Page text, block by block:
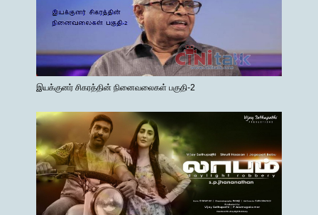
இயக்குனர் சிகரத்தின் நினைவலைகள் பகுதி-2